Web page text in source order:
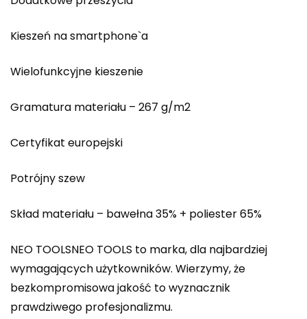
Kieszeń na smartphone`a
Wielofunkcyjne kieszenie
Gramatura materiału – 267 g/m2
Certyfikat europejski
Potrójny szew
Skład materiału – bawełna 35% + poliester 65%
NEO TOOLSNEO TOOLS to marka, dla najbardziej
wymagających użytkowników. Wierzymy, że
bezkompromisowa jakość to wyznacznik
prawdziwego profesjonalizmu.